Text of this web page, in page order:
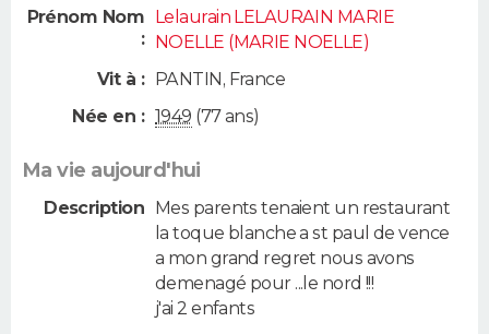
Prénom Nom
:
Lelaurain LELAURAIN MARIE
NOELLE (MARIE NOELLE)
Vit à : PANTIN, France
Née en : 1949 (77 ans)
Ma vie aujourd'hui
Description
Mes parents tenaient un restaurant
la toque blanche a st paul de vence
a mon grand regret nous avons
demenagé pour ...le nord !!!
j'ai 2 enfants